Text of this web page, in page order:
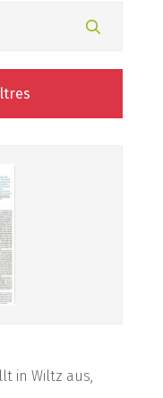
in Wiltz aus,